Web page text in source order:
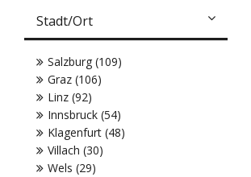
Stadt/Ort
Salzburg (109)
Graz (106)
Linz (92)
Innsbruck (54)
Klagenfurt (48)
Villach (30)
Wels (29)